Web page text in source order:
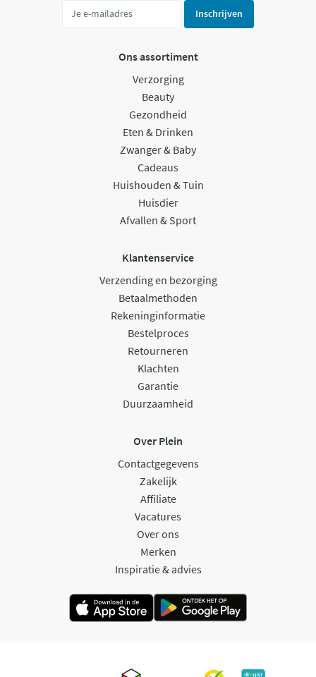
Inschrijven
Ons assortiment
Verzorging
Beauty
Gezondheid
Eten & Drinken
Zwanger & Baby
Cadeaus
Huishouden & Tuin
Huisdier
Afvallen & Sport
Klantenservice
Verzending en bezorging
Betaalmethoden
Rekeninginformatie
Bestelproces
Retourneren
Klachten
Garantie
Duurzaamheid
Over Plein
Contactgegevens
Zakelijk
Affiliate
Vacatures
Over ons
Merken
Inspiratie & advies